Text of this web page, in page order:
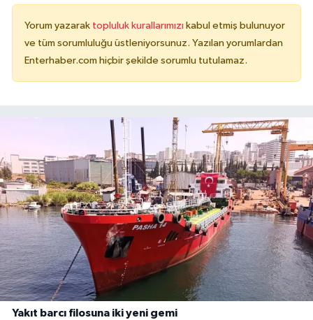
Yorum yazarak topluluk kurallarımızı kabul etmiş bulunuyor
ve tüm sorumluluğu üstleniyorsunuz. Yazılan yorumlardan
Enterhaber.com hiçbir şekilde sorumlu tutulamaz.
Yakıt barcı filosuna iki yeni gemi